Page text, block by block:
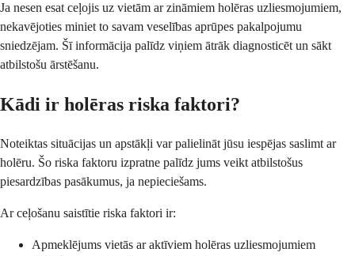
Ja nesen esat ceļojis uz vietām ar zināmiem holēras uzliesmojumiem,
nekavējoties miniet to savam veselības aprūpes pakalpojumu
sniedzējam. Šī informācija palīdz viņiem ātrāk diagnosticēt un sākt
atbilstošu ārstēšanu.
Kādi ir holēras riska faktori?
Noteiktas situācijas un apstākļi var palielināt jūsu iespējas saslimt ar
holēru. Šo riska faktoru izpratne palīdz jums veikt atbilstošus
piesardzības pasākumus, ja nepieciešams.
Ar ceļošanu saistītie riska faktori ir:
Apmeklējums vietās ar aktīviem holēras uzliesmojumiem